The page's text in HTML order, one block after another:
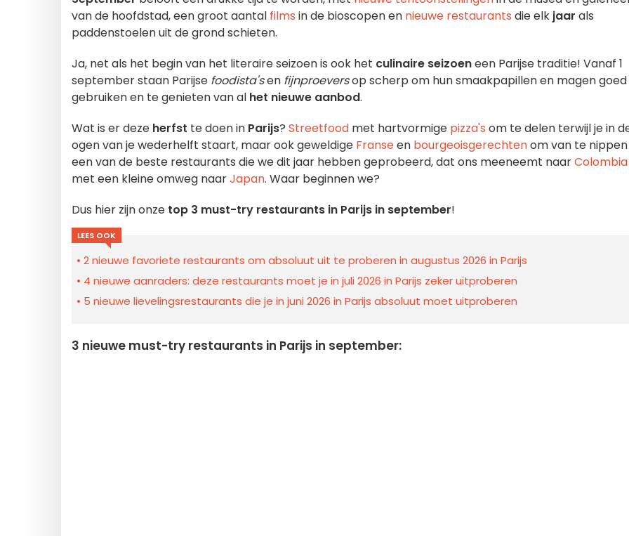
van de hoofdstad, een groot aantal films in de bioscopen en nieuwe restaurants die elk jaar als
paddenstoelen uit de grond schieten.
Ja, net als het begin van het literaire seizoen is ook het culinaire seizoeneen Parijse traditie! Vanaf 1
september staan Parijse foodista'sen fijnproeversop scherp om hun smaakpapillen en magen
gebruiken en te genieten van al het nieuwe aanbod.
Wat is er deze herfst te doen in Parijs? Streetfood met hartvormige pizza's om te delen terwijl je in
ogen van je wederhelft staart, maar ook geweldige Franseen bourgeoisgerechtenom van te
een van de beste restaurants die we dit jaar hebben geprobeerd, dat ons meeneemt naarColombia
met een kleine omweg naarJapan. Waar beginnen we?
Dus hier zijn onze top 3 must-try restaurants in Parijs in september!
LEES OOK
2 nieuwe favoriete restaurants om absoluut uit te proberen in augustus 2026 in Parijs
4 nieuwe aanraders: deze restaurants moet je in juli 2026 in Parijs zeker uitproberen
5 nieuwe lievelingsrestaurants die je in juni 2026 in Parijs absoluut moet uitproberen
3 nieuwe must-try restaurants in Parijs in september: